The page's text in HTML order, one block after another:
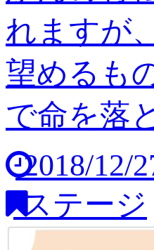
れますが
望めるも
で命を落
2018/12/
ステージ